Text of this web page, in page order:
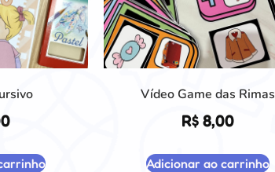
Vídeo Game das Rimas
R$ 8,00
Adicionar ao carrinho